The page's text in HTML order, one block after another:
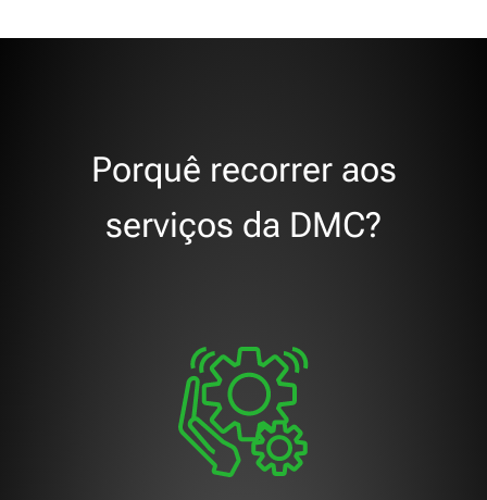
Porquê recorrer aos
serviços da DMC?